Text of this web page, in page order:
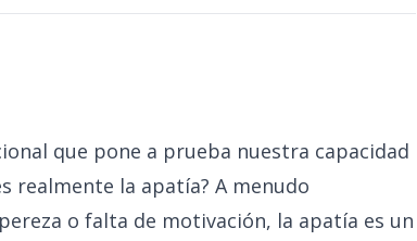
que pone a prueba nuestra capacidad
realmente la apatía? A menudo
o falta de motivación, la apatía es un